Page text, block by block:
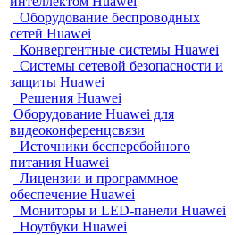
Оборудование беспроводных
сетей Huawei
Конвергентные системы Huawei
Системы сетевой безопасности и
защиты Huawei
Решения Huawei
Оборудование Huawei для
видеоконференцсвязи
Источники бесперебойного
питания Huawei
Лицензии и программное
обеспечение Huawei
Мониторы и LED-панели Huawei
Ноутбуки Huawei